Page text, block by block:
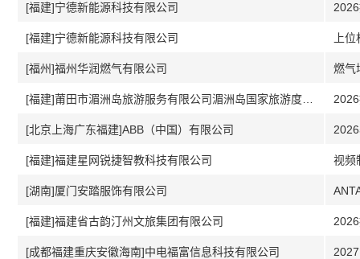
[福建]宁德新能源科技有限公司
[福建]宁德新能源科技有限公司 上
[福州]福州华润燃气有限公司 燃气
[北京上海广东福建]ABB（中国）有限公司
[福建]福建星网锐捷智教科技有限公司 视频
[湖南]厦门安踏服饰有限公司
[福建]福建省古韵汀州文旅集团有限公司
[成都福建重庆安徽海南]中电福富信息科技有限公司